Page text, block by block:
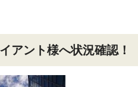
アント様へ状況確認！